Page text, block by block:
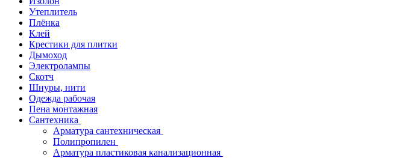
Утеплитель
Плёнка
Клей
Крестики для плитки
Дымоход
Электролампы
Скотч
Шнуры, нити
Одежда рабочая
Пена монтажная
Сантехника
Арматура сантехническая
Полипропилен
Арматура пластиковая канализационная